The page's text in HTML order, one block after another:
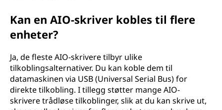
Kan en AIO-skriver kobles til flere
enheter?
Ja, de fleste AIO-skrivere tilbyr ulike
tilkoblingsalternativer. Du kan koble dem til
datamaskinen via USB (Universal Serial Bus) for
direkte tilkobling. I tillegg støtter mange AIO-
skrivere trådløse tilkoblinger, slik at du kan skrive ut,